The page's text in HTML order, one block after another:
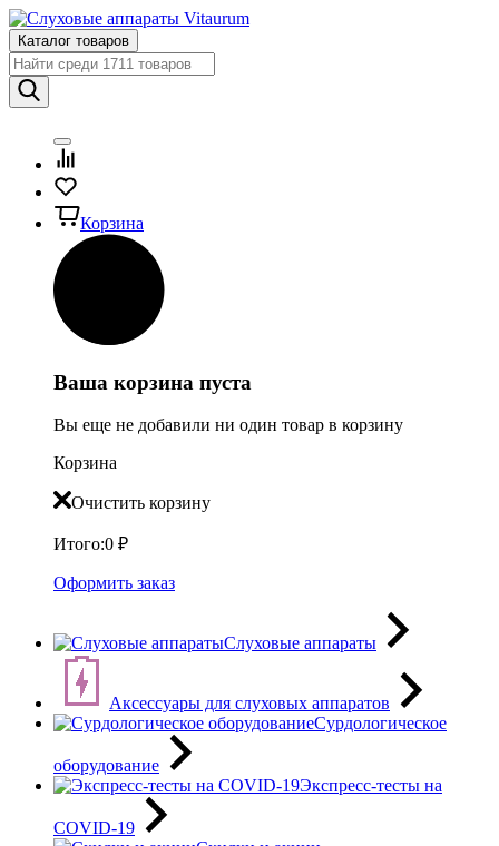
Каталог товаров
Корзина
Ваша корзина пуста
Вы еще не добавили ни один товар в корзину
Корзина
Очистить корзину
Итого:0 ₽
Оформить заказ
Слуховые аппараты
Аксессуары для слуховых аппаратов
Сурдологическое
оборудование
Экспресс-тесты на
COVID-19